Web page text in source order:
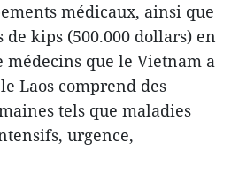
médicaux, ainsi que
kips (500.000 dollars) en
médecins que le Vietnam a
Laos comprend des
tels que maladies
urgence,